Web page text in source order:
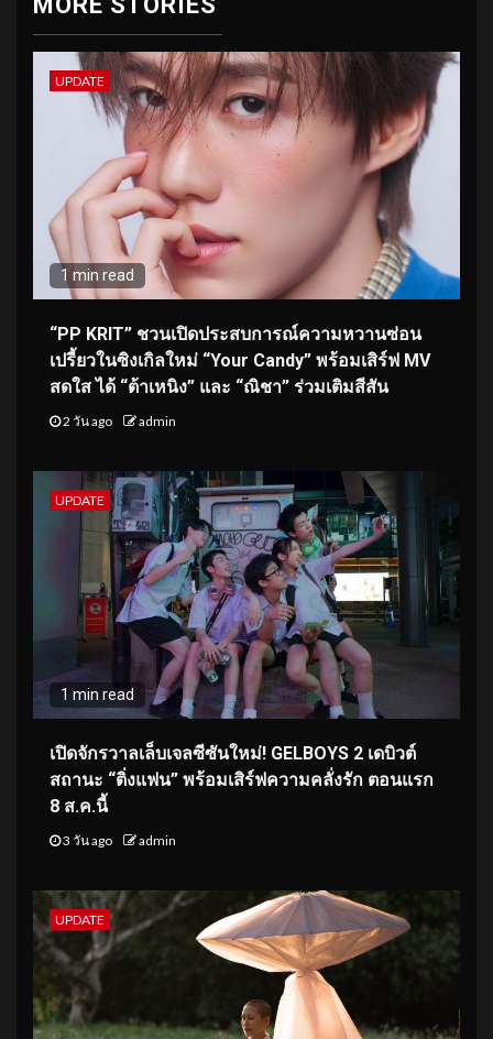
UPDATE
1 min read
“PP KRIT” ชวนเปิดประสบการณ์ความหวานซ่อน
เปรี้ยวในซิงเกิลใหม่ “Your Candy” พร้อมเสิร์ฟ MV
สดใส ได้ “ต้าเหนิง” และ “ณิชา” ร่วมเติมสีสัน
2 วัน ago admin
UPDATE
1 min read
เปิดจักรวาลเล็บเจลซีซันใหม่! GELBOYS 2 เดบิวต์
สถานะ “ติ่งแฟน” พร้อมเสิร์ฟความคลั่งรัก ตอนแรก
8 ส.ค.นี้
3 วัน ago admin
UPDATE